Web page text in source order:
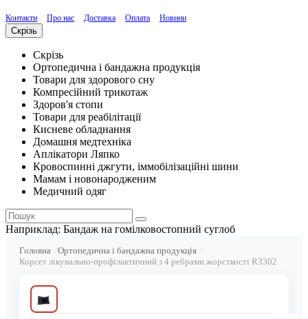
Контакти Про нас Доставка Оплата Новини
Скрізь
Скрізь
Ортопедична і бандажна продукція
Товари для здорового сну
Компресійний трикотаж
Здоров'я стопи
Товари для реабілітації
Кисневе обладнання
Домашня медтехніка
Аплікатори Ляпко
Кровоспинні джгути, іммобілізаційні шини
Мамам і новонародженим
Медичний одяг
Наприклад: Бандаж на гомілковостопний суглоб
Головна
Ортопедична і бандажна продукція
Корсет лікувально-профілактичний з 4 ребрами жорсткості R3302